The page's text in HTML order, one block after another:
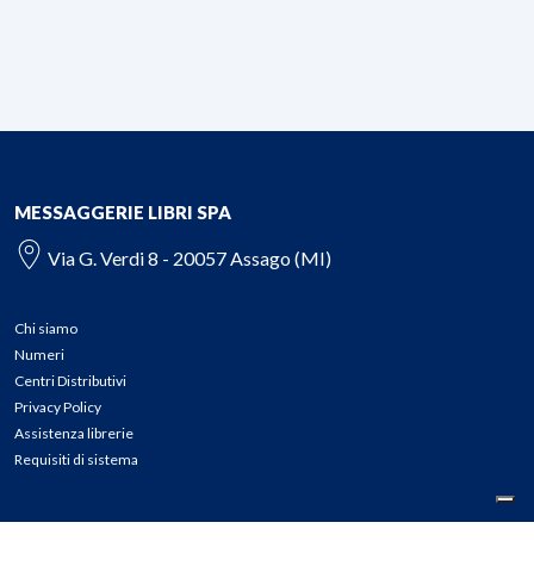
MESSAGGERIE LIBRI SPA
Via G. Verdi 8 - 20057 Assago (MI)
Chi siamo
Numeri
Centri Distributivi
Privacy Policy
Assistenza librerie
Requisiti di sistema
CONTATTI